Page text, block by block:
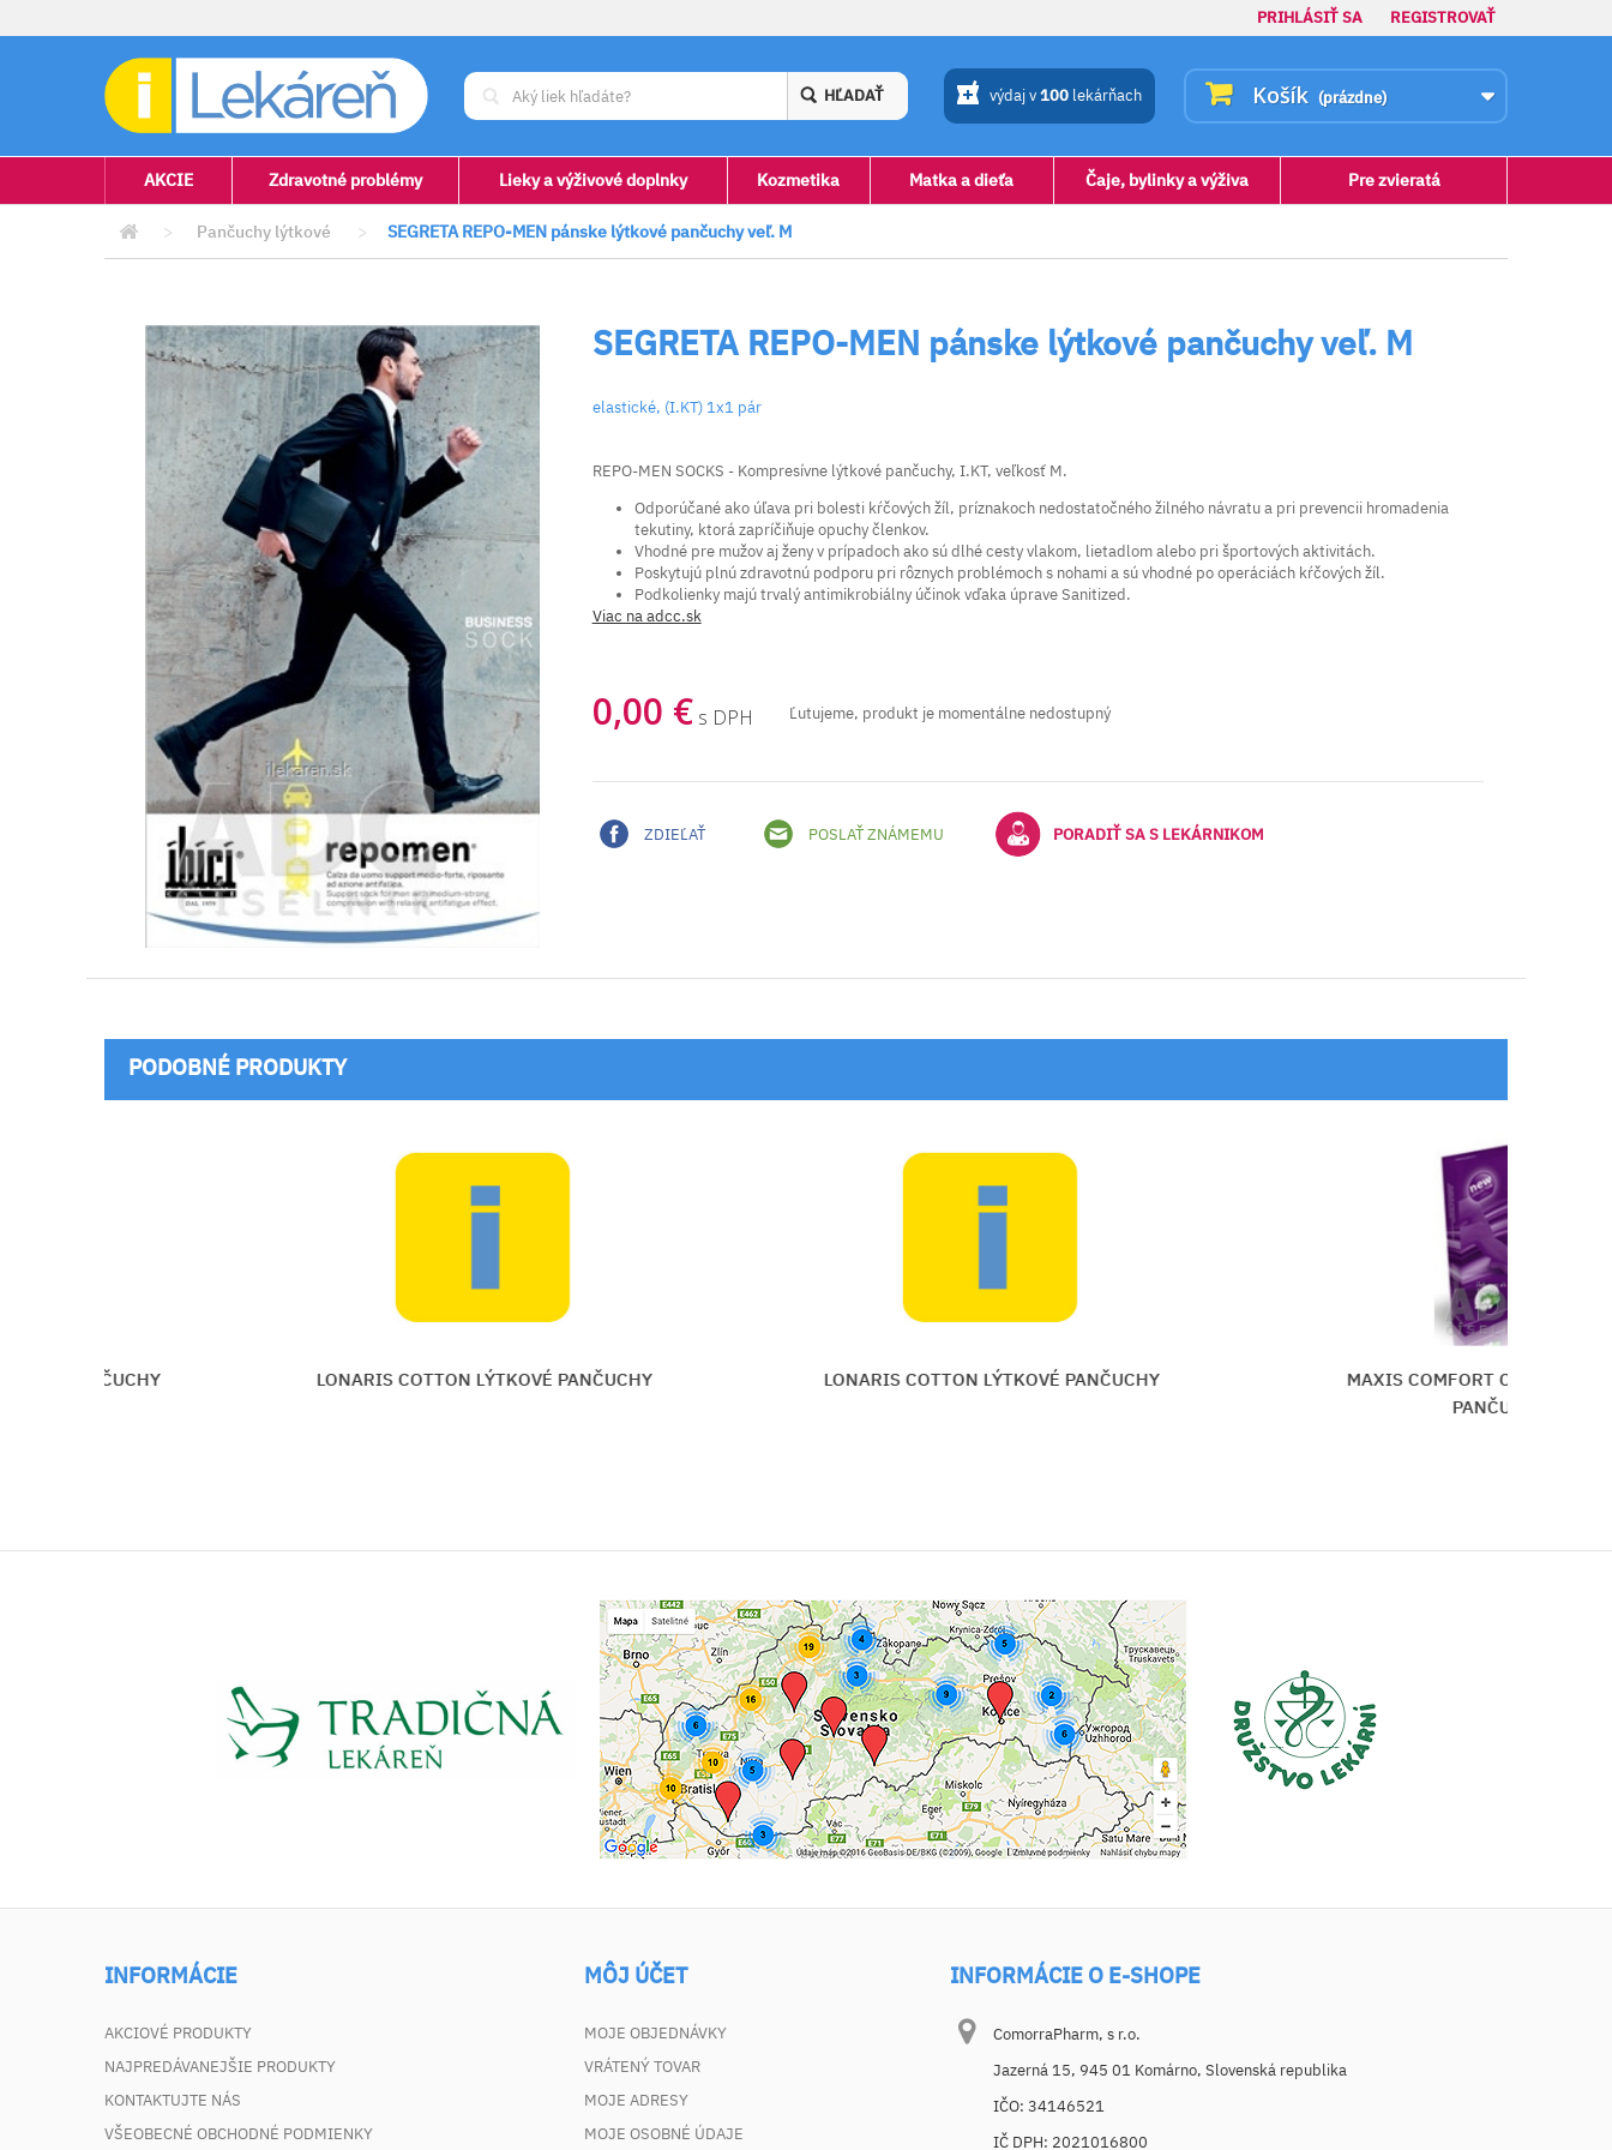
PRIHLÁSIŤ SA REGISTROVAŤ
Košík (prázdne)
HĽADAŤ výdaj v100 lekárňach
AKCIE Zdravotné problémy Lieky a výživové doplnky Kozmetika Matka a dieťa Čaje, bylinky a výživa Pre zvieratá
> Pančuchy lýtkové > SEGRETA REPO-MEN pánske lýtkové pančuchy veľ. M
SEGRETA REPO-MEN pánske lýtkové pančuchy veľ. M
elastické, (I.KT) 1x1 pár
REPO-MEN SOCKS - Kompresívne lýtkové pančuchy, I.KT, veľkosť M.
Odporúčané ako úľava pri bolesti kŕčových žíl, príznakoch nedostatočného žilného návratu a pri prevencii hromadenia
tekutiny, ktorá zapríčiňuje opuchy členkov.
Vhodné pre mužov aj ženy v prípadoch ako sú dlhé cesty vlakom, lietadlom alebo pri športových aktivitách.
Poskytujú plnú zdravotnú podporu pri rôznych problémoch s nohami a sú vhodné po operáciách kŕčových žíl.
Podkolienky majú trvalý antimikrobiálny účinok vďaka úprave Sanitized.
Viac na adcc.sk
0,00 € s DPH Ľutujeme, produkt je momentálne nedostupný
ZDIEĽAŤ POSLAŤ ZNÁMEMU PORADIŤ SA S LEKÁRNIKOM
PODOBNÉ PRODUKTY
PANČUCHY LONARIS COTTON LÝTKOVÉ PANČUCHY LONARIS COTTON LÝTKOVÉ PANČUCHY
MAXIS COMFORT COTTON
PANČUCHY
INFORMÁCIE
AKCIOVÉ PRODUKTY
NAJPREDÁVANEJŠIE PRODUKTY
KONTAKTUJTE NÁS
VŠEOBECNÉ OBCHODNÉ PODMIENKY
MÔJ ÚČET
MOJE OBJEDNÁVKY
VRÁTENÝ TOVAR
MOJE ADRESY
MOJE OSOBNÉ ÚDAJE
INFORMÁCIE O E-SHOPE
ComorraPharm, s r.o.
Jazerná 15, 945 01 Komárno, Slovenská republika
IČO: 34146521
IČ DPH: 2021016800